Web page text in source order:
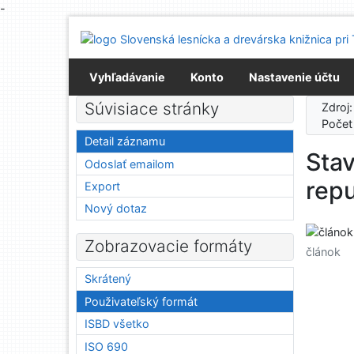
-
Prejsť na menu
Prehlásenie o webovej prístupnosti
Vyhľadávanie
Konto Nastavenie účtu
článok
Súvisiace stránky
Detail záznamu
Odoslať emailom
Export
Nový dotaz
Zobrazovacie formáty
Skrátený
Použivateľský formát
ISBD všetko
ISO 690